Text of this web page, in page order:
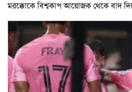
মরক্কোকে বিশ্বকাপ আয়োজক থেকে বাদ দিতে